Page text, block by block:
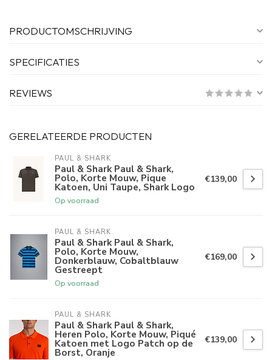
PRODUCTOMSCHRIJVING
SPECIFICATIES
REVIEWS
GERELATEERDE PRODUCTEN
PAUL & SHARK
Paul & Shark Paul & Shark,
Polo, Korte Mouw, Pique
Katoen, Uni Taupe, Shark Logo
Op voorraad
€139,00
PAUL & SHARK
Paul & Shark Paul & Shark,
Polo, Korte Mouw,
Donkerblauw, Cobaltblauw
Gestreept
Op voorraad
€169,00
PAUL & SHARK
Paul & Shark Paul & Shark,
Heren Polo, Korte Mouw, Piqué
Katoen met Logo Patch op de
Borst, Oranje
€139,00